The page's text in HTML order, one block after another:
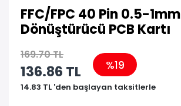
FFC/FPC 40 Pin 0.5-1mm
Dönüştürücü PCB Kartı
169.70 TL
136.86 TL %19
14.83 TL 'den başlayan taksitlerle